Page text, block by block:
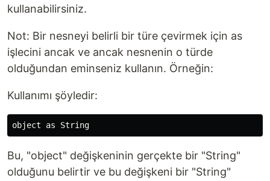
kullanabilirsiniz.
Not: Bir nesneyi belirli bir türe çevirmek için as
işlecini ancak ve ancak nesnenin o türde
olduğundan eminseniz kullanın. Örneğin:
Kullanımı şöyledir:
Bu, "object" değişkeninin gerçekte bir "String"
olduğunu belirtir ve bu değişkeni bir "String"